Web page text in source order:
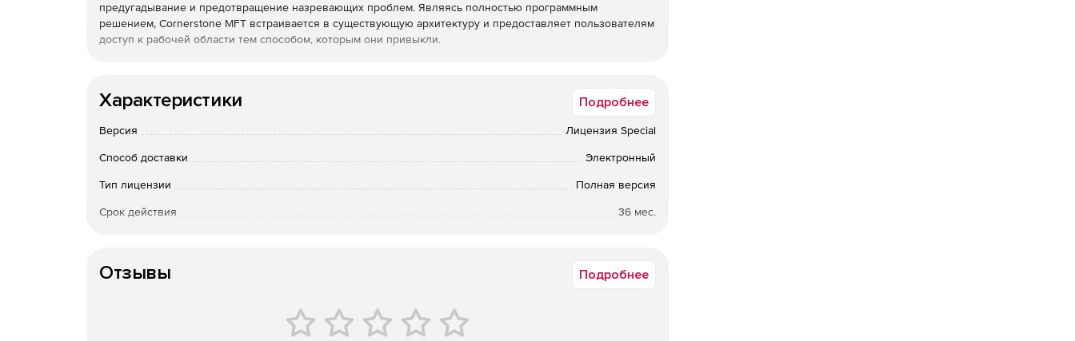
предугадывание и предотвращение назревающих проблем. Являясь полностью программным
решением, Cornerstone MFT встраивается в существующую архитектуру и предоставляет пользователям
доступ к рабочей области тем способом, которым они привыкли.
Поддержание безопасности передачи данных:
Повышенная защита данных во время передачи.
Постоянная защита хранилищ данных.
Отслеживание состояния безопасности потоков данных и оповещения администраторов для
Характеристики Подробнее
Версия Лицензия Special
Способ доставки Электронный
Тип лицензии Полная версия
Срок действия 36 мес.
Отзывы Подробнее